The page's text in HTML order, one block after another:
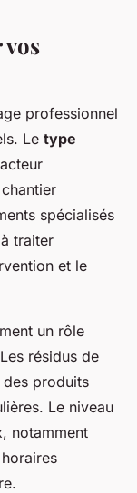
professionnel
Le type
spécialisés
traiter
et le
un rôle
résidus de
produits
Le niveau
notamment